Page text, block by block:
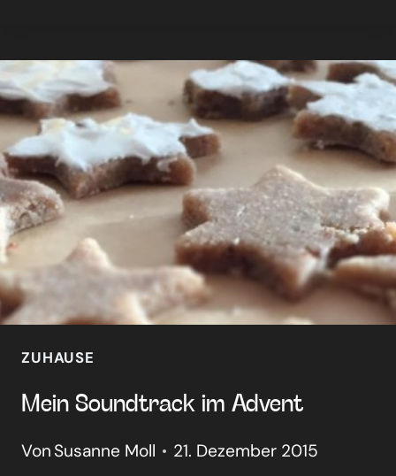
DER,
WIRD’S
WAS
GEBEN
ZUHAUSE
Mein Sound­track im Advent
Von Susanne Moll 21. Dezember 2015